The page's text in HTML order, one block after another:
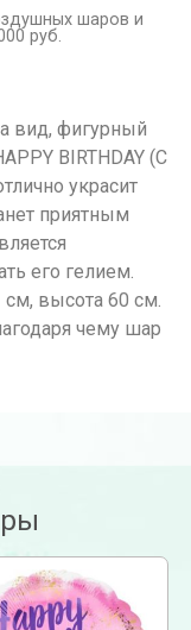
шаров и
руб.
вид, фигурный
BIRTHDAY (С
украсит
приятным
его гелием.
высота 60 см.
чему шар